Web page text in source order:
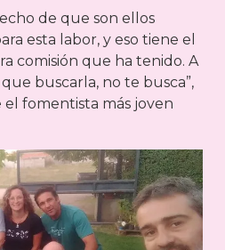
de que son ellos
esta labor, y eso tiene el
comisión que ha tenido. A
buscarla, no te busca”,
fomentista más joven